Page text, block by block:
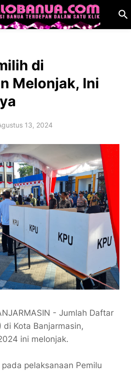
di
Melonjak, Ini
13, 2024
- Jumlah Daftar
di Kota Banjarmasin,
ini melonjak.
pelaksanaan Pemilu